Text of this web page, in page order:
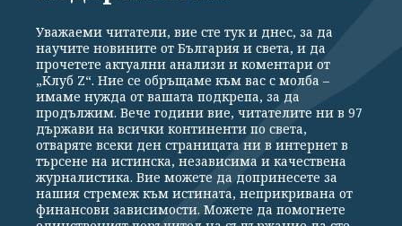
Общи условия
Политика за поверителност
Реклама
Партньори Контакти
За Клуб Z
Екип
Подкрепете ни
Уважаеми читатели, вие сте тук и днес, за да
научите новините от България и света, и да
прочетете актуални анализи и коментари от
„Клуб Z“. Ние се обръщаме към вас с молба –
имаме нужда от вашата подкрепа, за да
продължим. Вече години вие, читателите ни в 97
държави на всички континенти по света,
отваряте всеки ден страницата ни в интернет в
търсене на истинска, независима и качествена
журналистика. Вие можете да допринесете за
нашия стремеж към истината, неприкривана от
финансови зависимости. Можете да помогнете